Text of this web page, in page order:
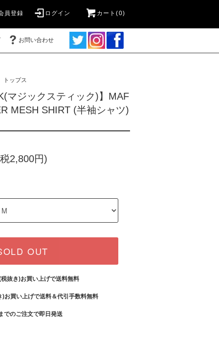
員登録 ログイン カート(0)
お問い合わせ
トップス
マジックスティック)】MAF
MESH SHIRT (半袖シャツ)
2,800円)
OUT
抜き)お買い上げで送料無料
)お買い上げで送料＆代引手数料無料
でのご注文で即日発送